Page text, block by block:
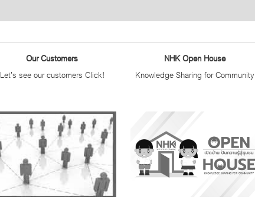
ความพร้อมรับมือภัยพิบัติ
อ่านต่อ
NHK Spring เดินหน้าจัดโครงการ เปิดบ้าน ปันความรู้สู่ชุมชน เฟสที่ 6
อ่านต่อ
Our Customers
Let's see our customers Click!
NHK Open House
Knowledge Sharing for Community